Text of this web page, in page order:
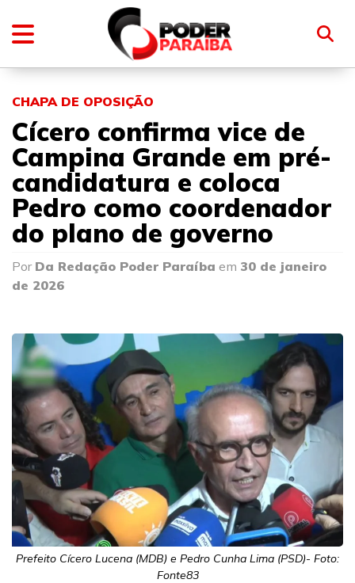
CHAPA DE OPOSIÇÃO
Cícero confirma vice de
Campina Grande em pré-
candidatura e coloca
Pedro como coordenador
do plano de governo
Por Da Redação Poder Paraíba em 30 de janeiro
de 2026
Prefeito Cícero Lucena (MDB) e Pedro Cunha Lima (PSD)- Foto:
Fonte83